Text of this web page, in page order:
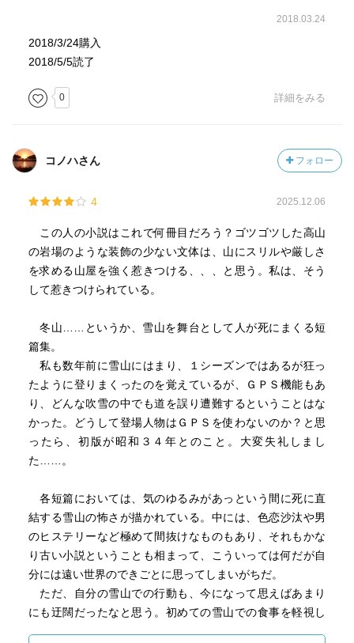
2018.03.24
2018/3/24購入
2018/5/5読了
0 詳細をみる
コノハさん フォロー
4 2025.12.06
この人の小説はこれで何冊目だろう？ゴツゴツした高山
の岩場のような装飾の少ない文体は、山にスリルや厳しさ
を求める山屋を強く惹きつける、、、と思う。私は、そう
して惹きつけられている。
冬山……というか、雪山を舞台として人が死にまくる短
篇集。
私も数年前に雪山にはまり、１シーズンではあるが狂っ
たように登りまくったのを覚えているが、ＧＰＳ機能もあ
り、どんな吹雪の中でも道を誤り遭難するということはな
かった。どうして登場人物はＧＰＳを使わないのか？と思
ったら、初版が昭和３４年とのこと。大変失礼しまし
た……。
各短篇においては、気のゆるみがあっという間に死に直
結する雪山の怖さが描かれている。中には、色恋沙汰や男
のヒステリーなど極めて間抜けなものもあり、それもかな
り古い小説ということも相まって、こういっては何だが自
分には遠い世界のできごとに思ってしまいがちだ。
ただ、自分の雪山での行動も、今になって思えばあまり
にも迂闊だったなと思う。初めての雪山での食事を軽視し